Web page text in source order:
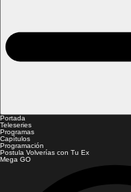
Portada
Teleseries
Programas
Capítulos
Programación
Postula Volverías con Tu Ex
Mega GO